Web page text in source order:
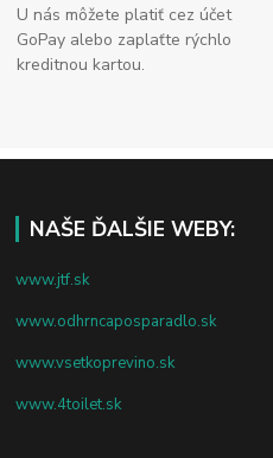
U nás môžete platiť cez účet
GoPay alebo zaplaťte rýchlo
kreditnou kartou.
NAŠE ĎALŠIE WEBY:
www.jtf.sk
www.odhrncaposparadlo.sk
www.vsetkoprevino.sk
www.4toilet.sk